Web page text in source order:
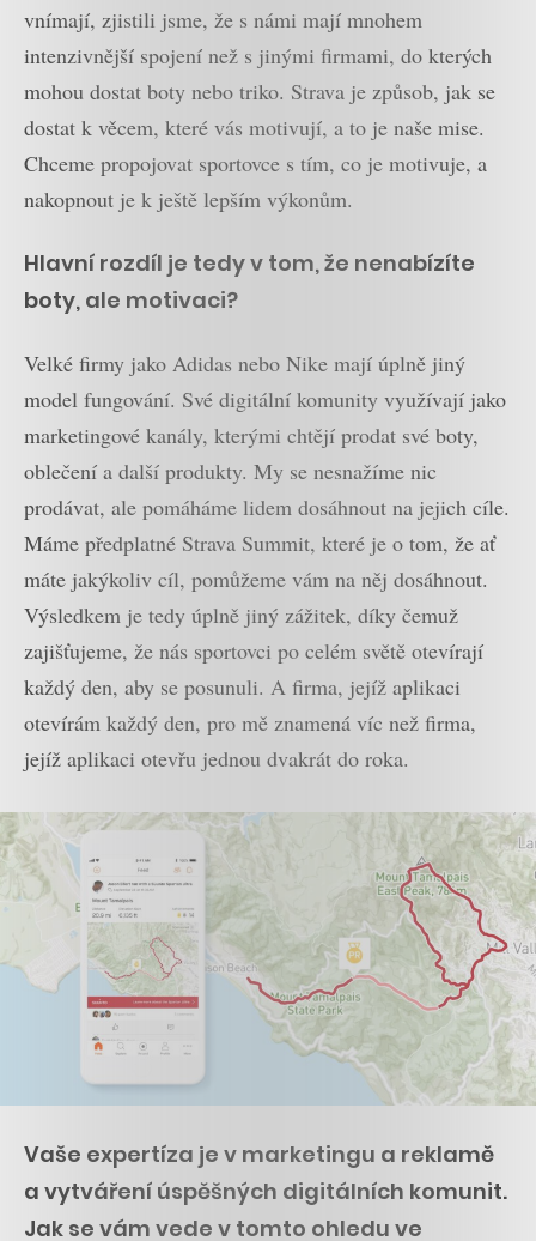
vnímají, zjistili jsme, že s námi mají mnohem
intenzivnější spojení než s jinými firmami, do kterých
mohou dostat boty nebo triko. Strava je způsob, jak se
dostat k věcem, které vás motivují, a to je naše mise.
Chceme propojovat sportovce s tím, co je motivuje, a
nakopnout je k ještě lepším výkonům.
Hlavní rozdíl je tedy v tom, že nenabízíte
boty, ale motivaci?
Velké firmy jako Adidas nebo Nike mají úplně jiný
model fungování. Své digitální komunity využívají jako
marketingové kanály, kterými chtějí prodat své boty,
oblečení a další produkty. My se nesnažíme nic
prodávat, ale pomáháme lidem dosáhnout na jejich cíle.
Máme předplatné Strava Summit, které je o tom, že ať
máte jakýkoliv cíl, pomůžeme vám na něj dosáhnout.
Výsledkem je tedy úplně jiný zážitek, díky čemuž
zajišťujeme, že nás sportovci po celém světě otevírají
každý den, aby se posunuli. A firma, jejíž aplikaci
otevírám každý den, pro mě znamená víc než firma,
jejíž aplikaci otevřu jednou dvakrát do roka.
Vaše expertíza je v marketingu a reklamě
a vytváření úspěšných digitálních komunit.
Jak se vám vede v tomto ohledu ve